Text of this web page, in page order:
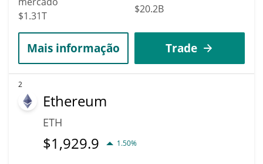
$1.31T
$20.2B
Mais informação Trade
2
Ethereum
ETH
$1,929.9 1.50%